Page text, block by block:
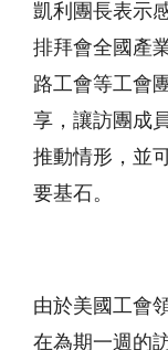
凱利團長表示
排拜會全國產
路工會等工會
享，讓訪團成
推動情形，並
要基石。
由於美國工會
在為期一週的